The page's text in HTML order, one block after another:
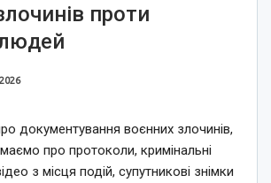
проти
документування воєнних злочинів,
про протоколи, кримінальні
з місця подій, супутникові знімки